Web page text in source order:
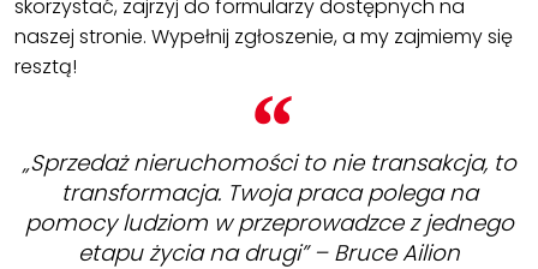
skorzystać, zajrzyj do formularzy dostępnych na
naszej stronie. Wypełnij zgłoszenie, a my zajmiemy się
resztą!
„Sprzedaż nieruchomości to nie transakcja, to
transformacja. Twoja praca polega na
pomocy ludziom w przeprowadzce z jednego
etapu życia na drugi” – Bruce Ailion